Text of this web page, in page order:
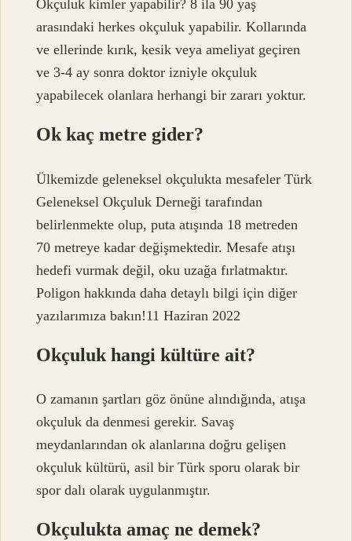
Okçuluk kimler yapabilir? 8 ila 90 yaş
arasındaki herkes okçuluk yapabilir. Kollarında
ve ellerinde kırık, kesik veya ameliyat geçiren
ve 3-4 ay sonra doktor izniyle okçuluk
yapabilecek olanlara herhangi bir zararı yoktur.
Ok kaç metre gider?
Ülkemizde geleneksel okçulukta mesafeler Türk
Geleneksel Okçuluk Derneği tarafından
belirlenmekte olup, puta atışında 18 metreden
70 metreye kadar değişmektedir. Mesafe atışı
hedefi vurmak değil, oku uzağa fırlatmaktır.
Poligon hakkında daha detaylı bilgi için diğer
yazılarımıza bakın!11 Haziran 2022
Okçuluk hangi kültüre ait?
O zamanın şartları göz önüne alındığında, atışa
okçuluk da denmesi gerekir. Savaş
meydanlarından ok alanlarına doğru gelişen
okçuluk kültürü, asil bir Türk sporu olarak bir
spor dalı olarak uygulanmıştır.
Okçulukta amaç ne demek?